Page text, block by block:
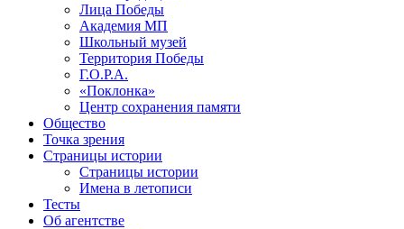
Лица Победы
Академия МП
Школьный музей
Территория Победы
Г.О.Р.А.
«Поклонка»
Центр сохранения памяти
Общество
Точка зрения
Страницы истории
Страницы истории
Имена в летописи
Тесты
Об агентстве